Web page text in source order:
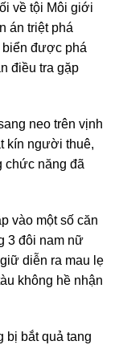
về tội Môi giới
án triệt phá
biển được phá
điều tra gặp
neo trên vịnh
kín người thuê,
chức năng đã
vào một số căn
3 đôi nam nữ
diễn ra mau lẹ
không hề nhận
bị bắt quả tang